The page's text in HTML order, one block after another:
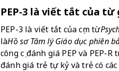
PEP-3 là viết tắt của từ
PEP-3 là viết tắt của cụm từ
làHồ sơ Tâm lý Giáo dục phiên
công cụ đánh giá PEP và
đánh giá trẻ tự kỷ và trẻ có